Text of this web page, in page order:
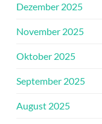
Dezember 2025
November 2025
Oktober 2025
September 2025
August 2025